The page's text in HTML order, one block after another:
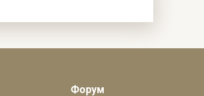
Форум